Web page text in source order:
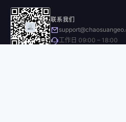
联系我们
工作日 09:00 – 18:00